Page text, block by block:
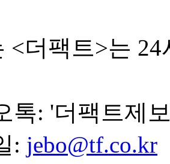
<더팩트>는
톡: '더팩트제
: jebo@tf.co.kr